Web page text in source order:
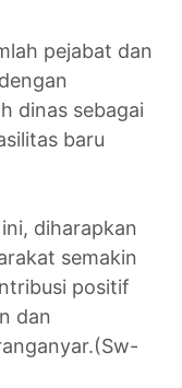
pejabat dan
dinas sebagai
baru
diharapkan
semakin
positif
dan